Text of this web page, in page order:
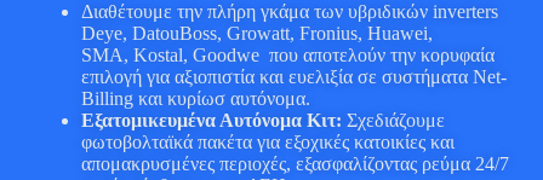
Διαθέτουμε την πλήρη γκάμα των υβριδικών inverters
Deye, DatouBoss, Growatt, Fronius, Huawei,
SMA, Kostal, Goodwe που αποτελούν την κορυφαία
επιλογή για αξιοπιστία και ευελιξία σε συστήματα Net-
Billing και κυρίωσ αυτόνομα.
Εξατομικευμένα Αυτόνομα Κιτ: Σχεδιάζουμε
φωτοβολταϊκά πακέτα για εξοχικές κατοικίες και
απομακρυσμένες περιοχές, εξασφαλίζοντας ρεύμα 24/7